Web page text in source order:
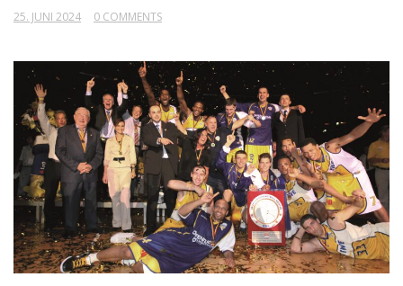
25. JUNI 2024 0 COMMENTS